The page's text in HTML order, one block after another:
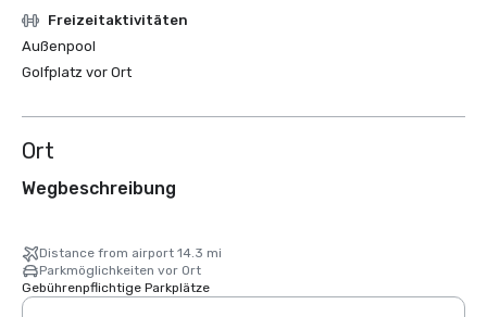
Freizeitaktivitäten
Außenpool
Golfplatz vor Ort
Ort
Wegbeschreibung
Distance from airport 14.3 mi
Parkmöglichkeiten vor Ort
Gebührenpflichtige Parkplätze